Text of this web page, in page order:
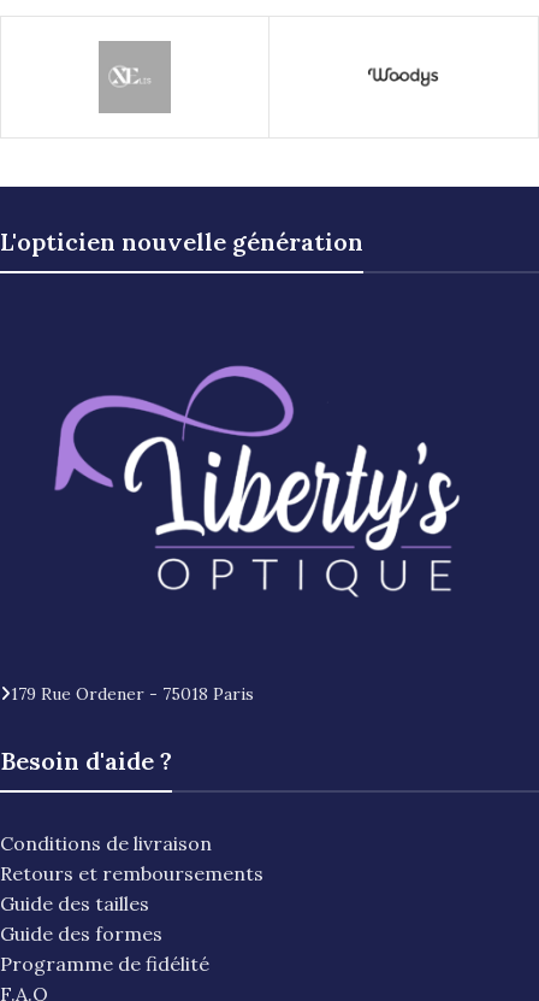
L'opticien nouvelle génération
179 Rue Ordener - 75018 Paris
Besoin d'aide ?
Conditions de livraison
Retours et remboursements
Guide des tailles
Guide des formes
Programme de fidélité
F.A.Q